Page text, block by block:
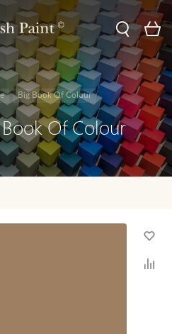
Big Book Of Colour
Of Colour